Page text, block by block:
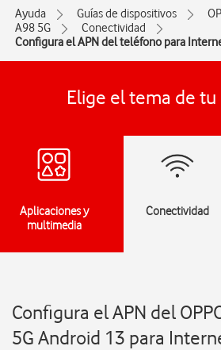
Ayuda Guías de dispositivos
A98 5G
Conectividad
Configura el APN del teléfono para
Elige el tema de
Aplicaciones y
multimedia
Conectividad
Configura el APN del
5G Android 13 para